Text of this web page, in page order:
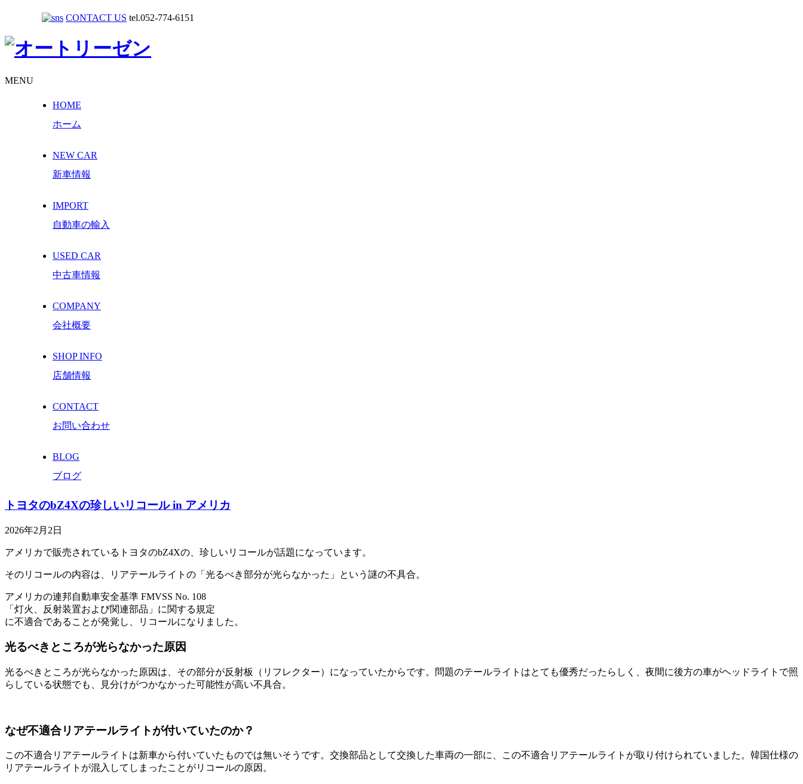
CONTACT US tel.052-774-6151
MENU
HOME
ホーム
NEW CAR
新車情報
IMPORT
自動車の輸入
USED CAR
中古車情報
COMPANY
会社概要
SHOP INFO
店舗情報
CONTACT
お問い合わせ
BLOG
ブログ
トヨタのbZ4Xの珍しいリコール in アメリカ
2026年2月2日
アメリカで販売されているトヨタのbZ4Xの、珍しいリコールが話題になっています。
そのリコールの内容は、リアテールライトの「光るべき部分が光らなかった」という謎の不具合。
アメリカの連邦自動車安全基準 FMVSS No. 108
「灯火、反射装置および関連部品」に関する規定
に不適合であることが発覚し、リコールになりました。
光るべきところが光らなかった原因
光るべきところが光らなかった原因は、その部分が反射板（リフレクター）になっていたからです。問題のテールライトはとても優秀だったらしく、夜間に後方の車がヘッドライトで照
らしている状態でも、見分けがつかなかった可能性が高い不具合。
なぜ不適合リアテールライトが付いていたのか？
この不適合リアテールライトは新車から付いていたものでは無いそうです。交換部品として交換した車両の一部に、この不適合リアテールライトが取り付けられていました。韓国仕様の
リアテールライトが混入してしまったことがリコールの原因。